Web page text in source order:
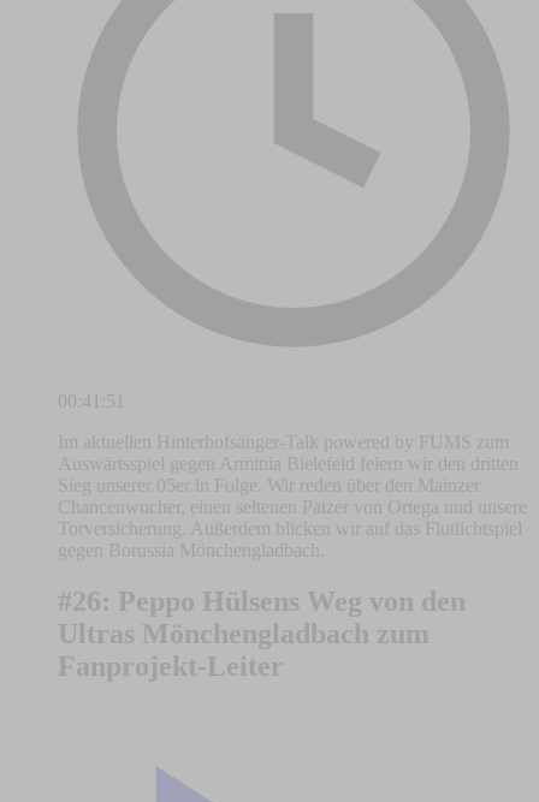
00:41:51
Im aktuellen Hinterhofsänger-Talk powered by FUMS zum
Auswärtsspiel gegen Arminia Bielefeld feiern wir den dritten
Sieg unserer 05er in Folge. Wir reden über den Mainzer
Chancenwucher, einen seltenen Patzer von Ortega und unsere
Torversicherung. Außerdem blicken wir auf das Flutlichtspiel
gegen Borussia Mönchengladbach.
#26: Peppo Hülsens Weg von den
Ultras Mönchengladbach zum
Fanprojekt-Leiter